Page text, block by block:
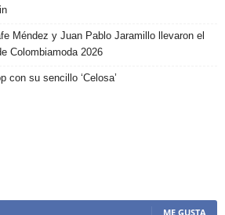
Méndez y Juan Pablo Jaramillo llevaron el
Colombiamoda 2026
con su sencillo ‘Celosa’
ME GUSTA